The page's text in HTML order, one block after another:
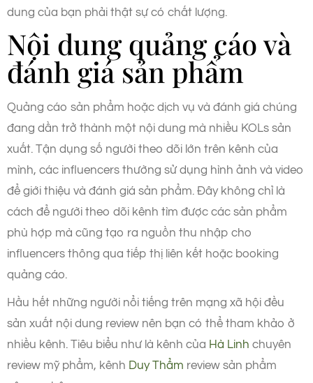
dung của bạn phải thật sự có chất lượng.
Nội dung quảng cáo và
đánh giá sản phẩm
Quảng cáo sản phẩm hoặc dịch vụ và đánh giá chúng
đang dần trở thành một nội dung mà nhiều KOLs sản
xuất. Tận dụng số người theo dõi lớn trên kênh của
mình, các influencers thường sử dụng hình ảnh và video
để giới thiệu và đánh giá sản phẩm. Đây không chỉ là
cách để người theo dõi kênh tìm được các sản phẩm
phù hợp mà cũng tạo ra nguồn thu nhập cho
influencers thông qua tiếp thị liên kết hoặc booking
quảng cáo.
Hầu hết những người nổi tiếng trên mạng xã hội đều
sản xuất nội dung review nên bạn có thể tham khảo ở
nhiều kênh. Tiêu biểu như là kênh của Hà Linh chuyên
review mỹ phẩm, kênh Duy Thẩm review sản phẩm